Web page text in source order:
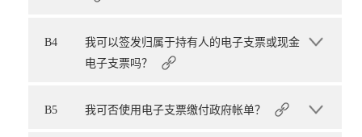
B4
我可以签发归属于持有人的电子支票或现金
电子支票吗？
B5 我可否使用电子支票缴付政府帐单？